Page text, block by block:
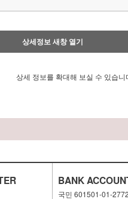
상세정보 새창 열기
상세 정보를 확대해 보실 수 있습니
BANK
국민 601501-01-